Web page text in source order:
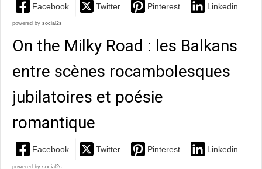
Facebook Twitter Pinterest Linkedin
powered by social2s
On the Milky Road : les Balkans
entre scènes rocambolesques
jubilatoires et poésie
romantique
Facebook Twitter Pinterest Linkedin
powered by social2s